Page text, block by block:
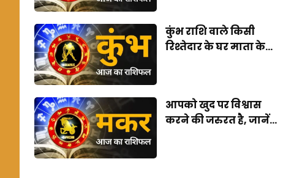
कुंभ राशि वाले किसी
रिश्तेदार के घर माता के...
आपको खुद पर विश्वास
करने की जरुरत है, जानें...